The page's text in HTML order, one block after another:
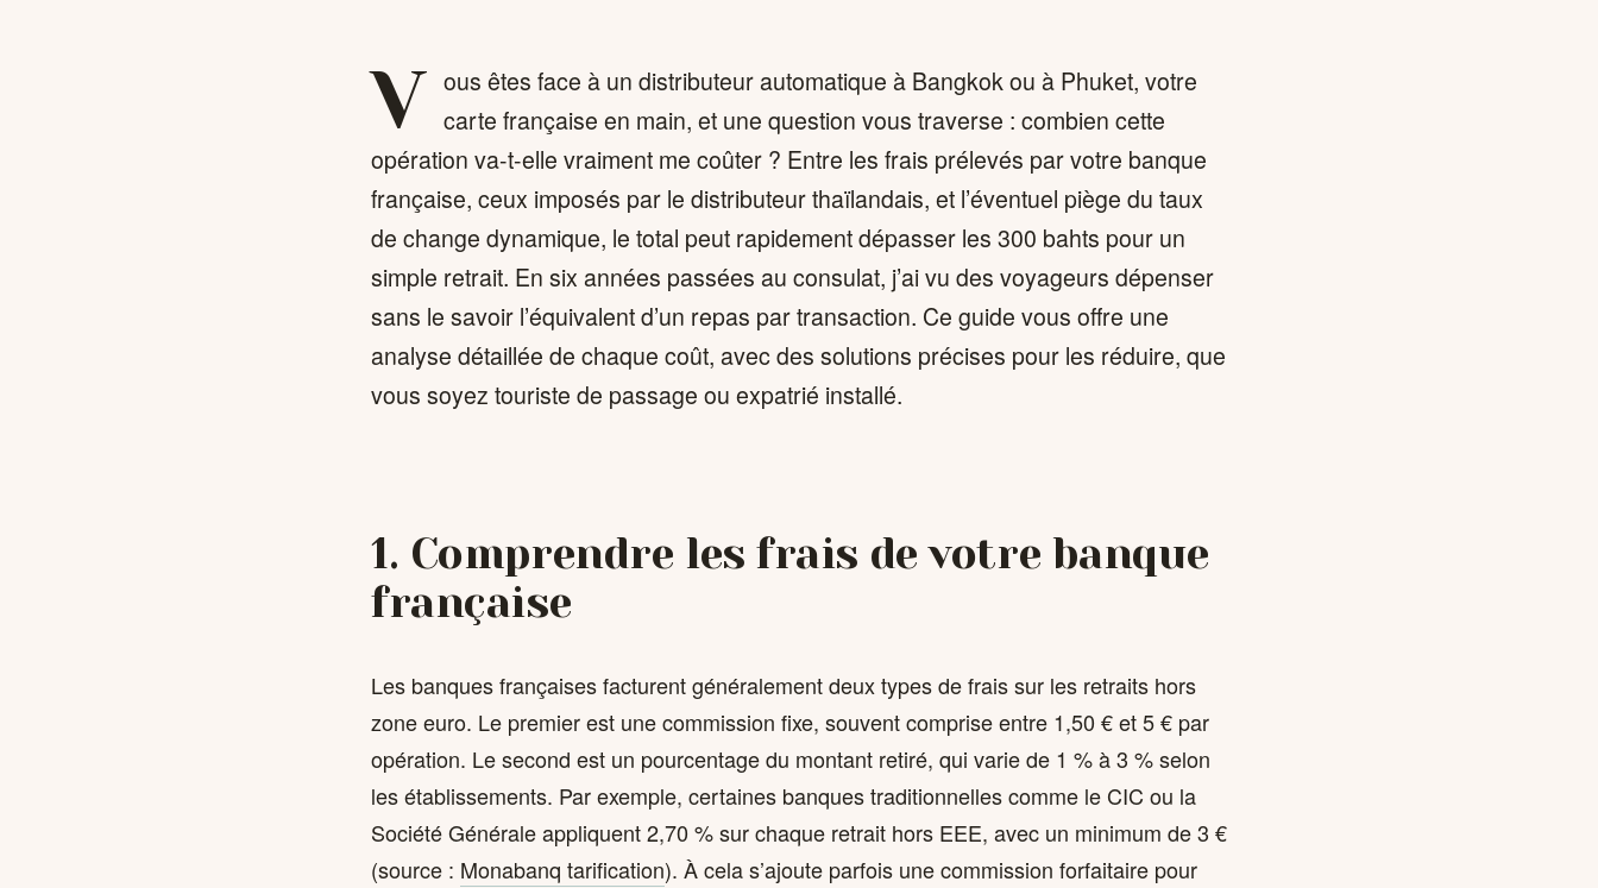
V ous êtes face à un distributeur automatique à Bangkok ou à Phuket, votre
carte française en main, et une question vous traverse : combien cette
opération va-t-elle vraiment me coûter ? Entre les frais prélevés par votre banque
française, ceux imposés par le distributeur thaïlandais, et l’éventuel piège du taux
de change dynamique, le total peut rapidement dépasser les 300 bahts pour un
simple retrait. En six années passées au consulat, j’ai vu des voyageurs dépenser
sans le savoir l’équivalent d’un repas par transaction. Ce guide vous offre une
analyse détaillée de chaque coût, avec des solutions précises pour les réduire, que
vous soyez touriste de passage ou expatrié installé.
1. Comprendre les frais de votre banque
française
Les banques françaises facturent généralement deux types de frais sur les retraits hors
zone euro. Le premier est une commission fixe, souvent comprise entre 1,50 € et 5 € par
opération. Le second est un pourcentage du montant retiré, qui varie de 1 % à 3 % selon
les établissements. Par exemple, certaines banques traditionnelles comme le CIC ou la
Société Générale appliquent 2,70 % sur chaque retrait hors EEE, avec un minimum de 3 €
(source : Monabanq tarification). À cela s’ajoute parfois une commission forfaitaire pour